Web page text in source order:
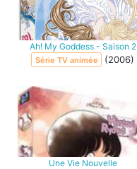
Ah! My Goddess - Saison 2
Série TV animée (2006)
Une Vie Nouvelle